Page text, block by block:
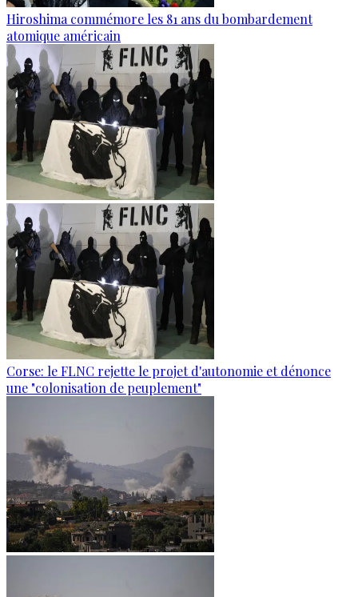
Hiroshima commémore les 81 ans du bombardement
atomique américain
Corse: le FLNC rejette le projet d'autonomie et dénonce
une "colonisation de peuplement"